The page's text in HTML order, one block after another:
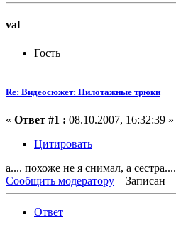
val
Гость
Re: Видеосюжет: Пилотажные трюки
« Ответ #1 : 08.10.2007, 16:32:39 »
Цитировать
а.... похоже не я снимал, а сестра....
Сообщить модератору
Записан
Ответ